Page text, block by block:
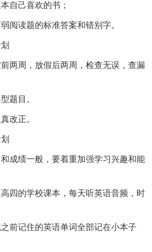
自己喜欢的书；
阅读题的标准答案和错别字。
两周，放假后两周，检查无误，查漏
题目。
改正。
成绩一般，要着重加强学习兴趣和能
四的学校课本，每天听英语音频，时
前记住的英语单词全部记在小本子